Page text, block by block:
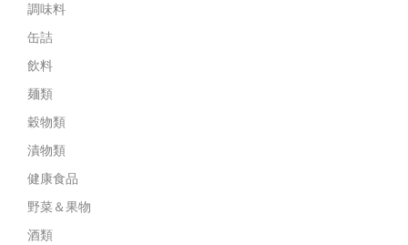
調味料
缶詰
飲料
麺類
穀物類
漬物類
健康食品
野菜＆果物
酒類